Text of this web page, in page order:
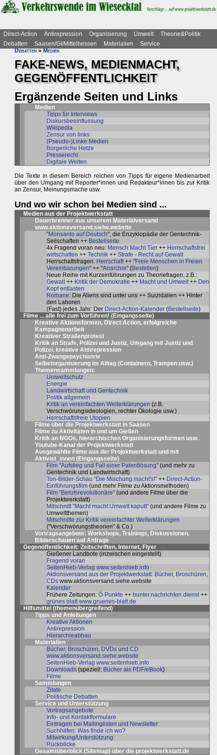
Direct-Action Antirepression Organisierung Umwelt
Theorie&Politik
Debatten
Saasen/GI/Mittelhessen Materialien
Service
Debatten»Medien
FAKE-NEWS, MEDIENMACHT,
GEGENÖFFENTLICHKEIT
Ergänzende Seiten und Links
Medien
Tipps für Interviews
Diskursbeeinflussung
Wikipedia
Zensur von links
(Pseudo-)Linke Medien
Bürgerliche Hetze
Presserecht
Digitale Welten
Die Texte in diesem Bereich reichen von Tipps für eigene Medienarbeit
über den Umgang mit Reporter*innen und Redakteur*innen bis zur Kritik
an Zensur, Meinungsmache usw.
Und wo wir schon bei Medien sind ...
Medien aus der Projektwerkstatt
Dauerbrenner aus unserem Materialversand
www.aktionsversand.siehe.website
"Monsanto auf Deutsch", die Enzyklopädie der Gentechnik-
Seilschaften ++ Bestellseite
4x Fragend voran neu: Mensch Macht Tier ++ Herrschaftsfrei
wirtschaften ++ Technik ++ Strafe - Recht auf Gewalt
Herrschaftsfragen: Herrschaft++ "Freie Menschen in Freien
Vereinbarungen" ++ "Anarchie" (Bestellen)
Neue Reihe mit Kurzeinführungen zu Theoriefragen, z.B.:
Gewalt++ Kritik der Demokratie ++ Macht und Umwelt++ Den
Kopf entlasten
Romane: Die Aliens sind unter uns ++ Suizidalien ++ Hinter
den Laboren
(Fast) jedes Jahr: Der Direct-Action-Kalender (Bestellseite)
Filme ... alle frei zum Vorführen! (Eingangsseite)
Kreative Aktionsformen, Direct Action, erfolgreiche
Kampagnenarbeit
Kreativer Straßenprotest
Kritik an Strafe, Polizei und Justiz, Umgang mit Justiz und
Polizei, kreative Antirepression
Anti-Zwangspsychiatrie
Selbstorganisierung im Alltag (Containern, Trampen usw.)
Themensammlungen:
Umweltschutz
Energie
Landwirtschaft und Gentechnik
Politik allgemein
Kritik an vereinfachten Welterklärungen (z.B.
Verschwörungsideologien, rechter Ökologie usw.)
Herrschaftsfreie Utopien
Filme über die Projektwerkstatt in Saasen
Filme zu Aktivitäten in und um Gießen
Kritik an NGOs, hierarchischen Organisierungsformen usw.
Youtube-Kanal der Projektwerkstatt
Ausgewählte Filme aus der Projektwerkstatt und mit
Aktivist_innen (Eingangsseite)
Film "Aufstieg und Fall einer Patentlösung" (und mehr zu
Gentechnik und Landwirtschaft)
Ton-Bilder-Schau "Die Mischung macht's!" ++ Direct-Action-
Einführungsfilm (und mehr Filme zu Aktionsmethoden)
Film "Berufsrevolutionäre" (und andere Filme über die
Projektwerkstatt)
Mitschnitt "Macht macht Umwelt kaputt" (und andere Filme zu
Umweltthemen)
Mitschnitte zur Kritik vereinfachter Welterklärungen
("Verschwörungstheorien" & Co.)
Vortragsangebote: Workshops, Trainings, Diskussionen,
Bilderschauen auf Anfrage
Gegenöffentlichkeit: Zeitschriften, Internet, Flyer
Gießener Landbote (inzwischen eingestellt)
Fragend voran
SeitenHieb-Verlag www.seitenhieb.info
Aktionsversand aus der Projektwerkstatt: Bücher, Broschüren,
CDs www.aktionsversand.siehe.website
Kalender
Frühere Zeitungen: Ö-Punkte ++ bunter.nachrichten.dienst++
grünes blatt www.gruenes-blatt.de
Hilfsmittel (themenübergreifend)
Tipps und Anleitungen
Kreative Aktionen
Antirepression
Hierarchieabbau
Materialien
Bücher, Broschüren, DVDs und CD
www.aktionsversand.siehe.website
SeitenHieb-Verlag www.seitenhieb.info
Downloads (speziell: Bücher als PDF/eBook)
Filme
Sammlungen
Zitate
Politische Debatten
Service und Unterstützung
Vortragsangebote
Info- und Kontaktformulare
Eintragen bei Mailinglisten und Newsletter
Suchhilfen: Was finde ich wo?
Mitwirkung/Unterstützung
Rückblicke
Gesamtüberblick (Sitemap) über die projektwerkstatt.de